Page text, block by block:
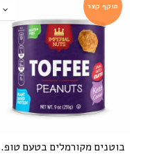
תוקף קצר
בוטנים